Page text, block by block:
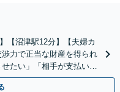
【沼津駅12分】【夫婦カ
力で正当な財産を得られ
たい」「相手が支払いに
無料】